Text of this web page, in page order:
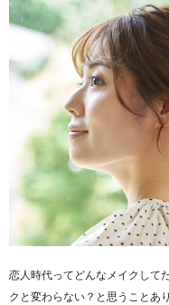
恋人時代ってどんなメイクして
クと変わらない？と思うことあ